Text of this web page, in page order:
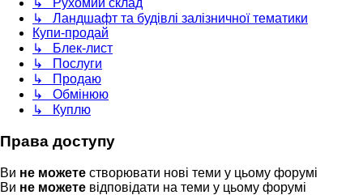
↳ Рухомий склад
↳ Ландшафт та будівлі залізничної тематики
Купи-продай
↳ Блек-лист
↳ Послуги
↳ Продаю
↳ Обмінюю
↳ Куплю
Права доступу
Ви не можете створювати нові теми у цьому форумі
Ви не можете відповідати на теми у цьому форумі